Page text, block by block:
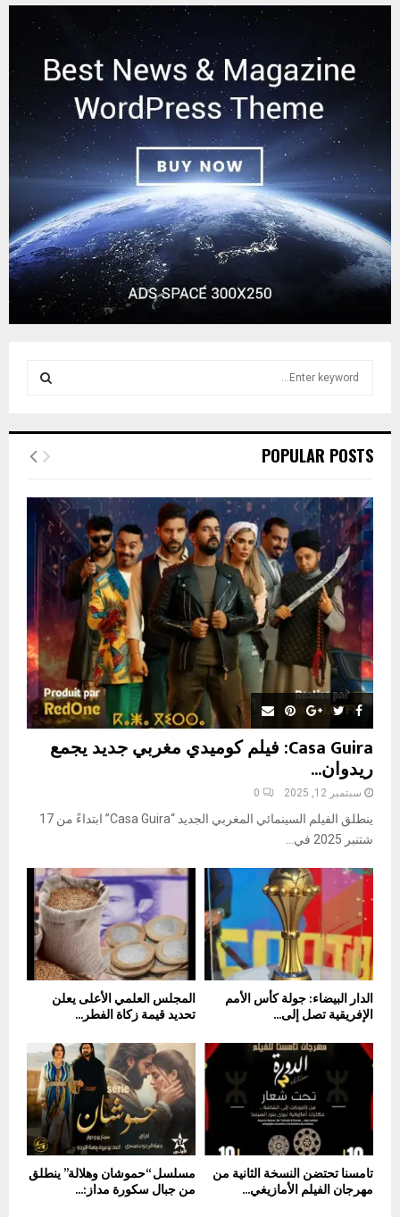
h
o
r
E
R
C
POPULAR POSTS
Casa Guira: فيلم كوميدي مغربي جديد يجمع
ريدوان...
سبتمبر 12, 2025 0
ينطلق الفيلم السينمائي المغربي الجديد “Casa Guira” ابتداءً من 17
شتنبر 2025 في...
المجلس العلمي الأعلى يعلن
تحديد قيمة زكاة الفطر...
الدار البيضاء: جولة كأس الأمم
الإفريقية تصل إلى...
مسلسل “حموشان وهلالة” ينطلق
من جبال سكورة مداز:...
تامسنا تحتضن النسخة الثانية من
مهرجان الفيلم الأمازيغي...